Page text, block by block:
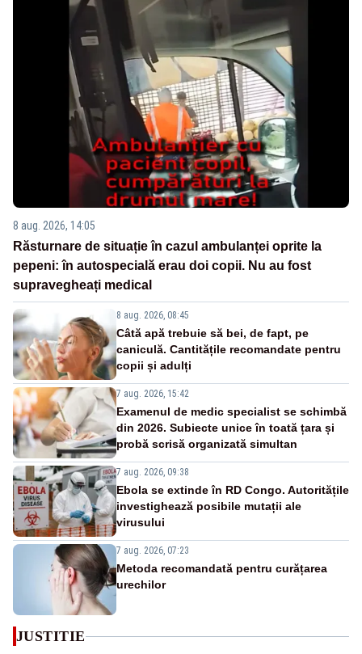
8 aug. 2026, 14:05
Răsturnare de situație în cazul ambulanței oprite la
pepeni: în autospecială erau doi copii. Nu au fost
supravegheați medical
8 aug. 2026, 08:45
Câtă apă trebuie să bei, de fapt, pe
caniculă. Cantitățile recomandate pentru
copii și adulți
7 aug. 2026, 15:42
Examenul de medic specialist se schimbă
din 2026. Subiecte unice în toată țara și
probă scrisă organizată simultan
7 aug. 2026, 09:38
Ebola se extinde în RD Congo. Autoritățile
investighează posibile mutații ale
virusului
7 aug. 2026, 07:23
Metoda recomandată pentru curățarea
urechilor
JUSTITIE